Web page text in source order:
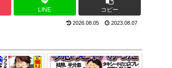
LINE コピー
2026.08.05 2023.08.07